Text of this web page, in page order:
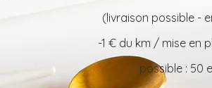
(livraison possible -
-1 € du km / mise en
possible : 50